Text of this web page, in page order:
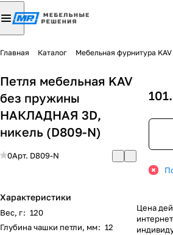
Главная Каталог Мебельная фурнитура KAV
Петля мебельная KAV
без пружины
НАКЛАДНАЯ 3D,
никель (D809-N)
0Арт. D809-N
Характеристики
Вес, г: 120
Глубина чашки петли, мм: 12
Цена